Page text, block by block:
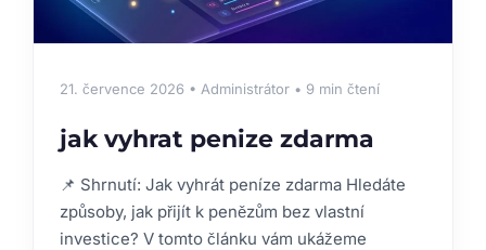
21. července 2026 • Administrátor • 9 min čtení
jak vyhrat penize zdarma
📌 Shrnutí: Jak vyhrát peníze zdarma Hledáte
způsoby, jak přijít k penězům bez vlastní
investice? V tomto článku vám ukážeme